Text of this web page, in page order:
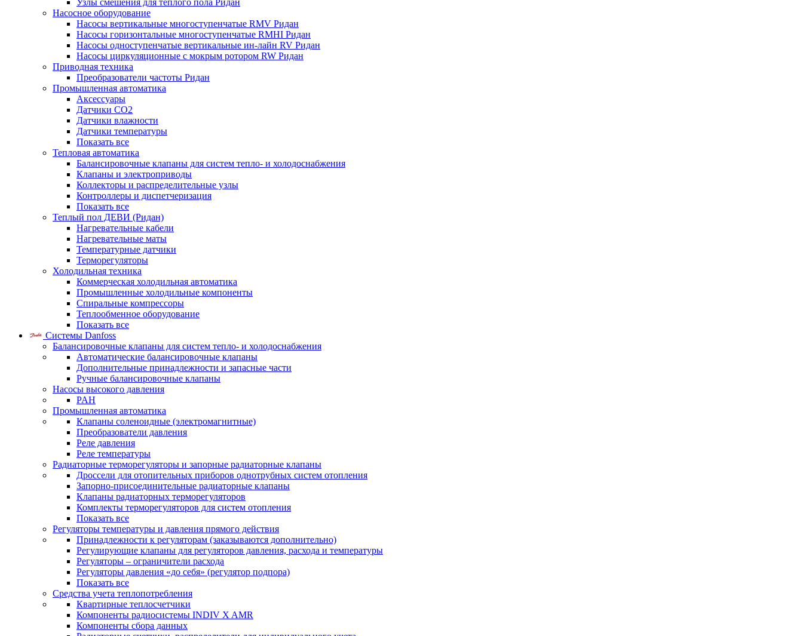
Узлы смешения для теплого пола Ридан
Насосное оборудование
Насосы вертикальные многоступенчатые RMV Ридан
Насосы горизонтальные многоступенчатые RMHI Ридан
Насосы одноступенчатые вертикальные ин-лайн RV Ридан
Насосы циркуляционные с мокрым ротором RW Ридан
Приводная техника
Преобразователи частоты Ридан
Промышленная автоматика
Аксессуары
Датчики CO2
Датчики влажности
Датчики температуры
Показать все
Тепловая автоматика
Балансировочные клапаны для систем тепло- и холодоснабжения
Клапаны и электроприводы
Коллекторы и распределительные узлы
Контроллеры и диспетчеризация
Показать все
Теплый пол ДЕВИ (Ридан)
Нагревательные кабели
Нагревательные маты
Температурные датчики
Терморегуляторы
Холодильная техника
Коммерческая холодильная автоматика
Промышленные холодильные компоненты
Спиральные компрессоры
Теплообменное оборудование
Показать все
Системы Danfoss
Балансировочные клапаны для систем тепло- и холодоснабжения
Автоматические балансировочные клапаны
Дополнительные принадлежности и запасные части
Ручные балансировочные клапаны
Насосы высокого давления
PAH
Промышленная автоматика
Клапаны соленоидные (электромагнитные)
Преобразователи давления
Реле давления
Реле температуры
Радиаторные терморегуляторы и запорные радиаторные клапаны
Дроссели для отопительных приборов однотрубных систем отопления
Запорно-присоединительные радиаторные клапаны
Клапаны радиаторных терморегуляторов
Комплекты терморегуляторов для систем отопления
Показать все
Регуляторы температуры и давления прямого действия
Принадлежности к регуляторам (заказываются дополнительно)
Регулирующие клапаны для регуляторов давления, расхода и температуры
Регуляторы – ограничители расхода
Регуляторы давления «до себя» (регулятор подпора)
Показать все
Средства учета теплопотребления
Квартирные теплосчетчики
Компоненты радиосистемы INDIV X AMR
Компоненты сбора данных